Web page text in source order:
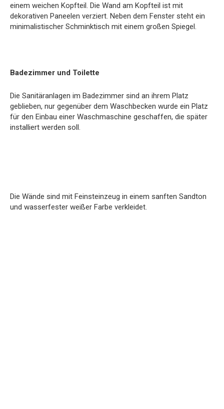
einem weichen Kopfteil. Die Wand am Kopfteil ist mit
dekorativen Paneelen verziert. Neben dem Fenster steht ein
minimalistischer Schminktisch mit einem großen Spiegel.
Badezimmer und Toilette
Die Sanitäranlagen im Badezimmer sind an ihrem Platz
geblieben, nur gegenüber dem Waschbecken wurde ein Platz
für den Einbau einer Waschmaschine geschaffen, die später
installiert werden soll.
Die Wände sind mit Feinsteinzeug in einem sanften Sandton
und wasserfester weißer Farbe verkleidet.